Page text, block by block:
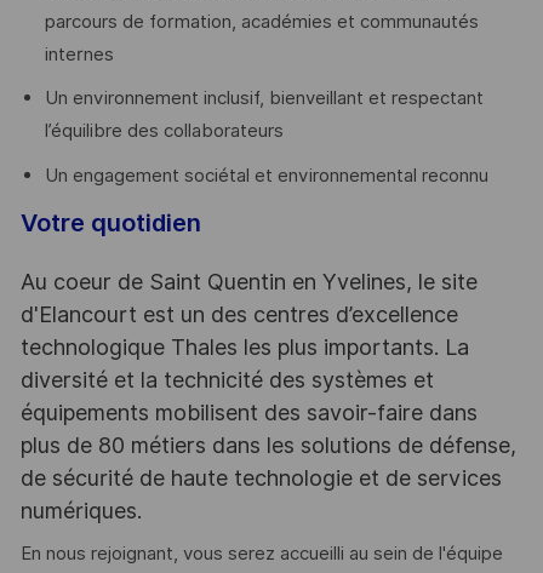
parcours de formation, académies et communautés
internes
Un environnement inclusif, bienveillant et respectant
l’équilibre des collaborateurs
Un engagement sociétal et environnemental reconnu
Votre quotidien
Au coeur de Saint Quentin en Yvelines, le site
d'Elancourt est un des centres d’excellence
technologique Thales les plus importants. La
diversité et la technicité des systèmes et
équipements mobilisent des savoir-faire dans
plus de 80 métiers dans les solutions de défense,
de sécurité de haute technologie et de services
numériques.
En nous rejoignant, vous serez accueilli au sein de l'équipe